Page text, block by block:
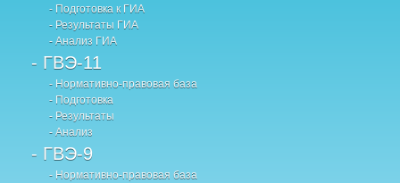
- Подготовка к ГИА
- Результаты ГИА
- Анализ ГИА
- ГВЭ-11
- Нормативно-правовая база
- Подготовка
- Результаты
- Анализ
- ГВЭ-9
- Нормативно-правовая база